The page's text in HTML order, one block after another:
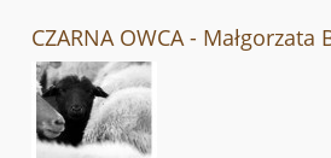
CZARNA OWCA - Małgorzata